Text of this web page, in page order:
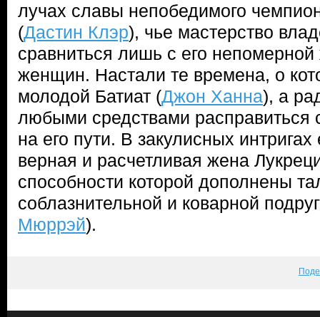
лучах славы непобедимого
(Дастин Клэр), чье мастерство
сравниться лишь с его
женщин. Настали те времена, о
молодой Батиат (Джон Ханна), а
любыми средствами расправиться
на его пути. В закулисных
верная и расчетливая жена
способности которой дополнены
соблазнительной и коварной
Мюррэй).